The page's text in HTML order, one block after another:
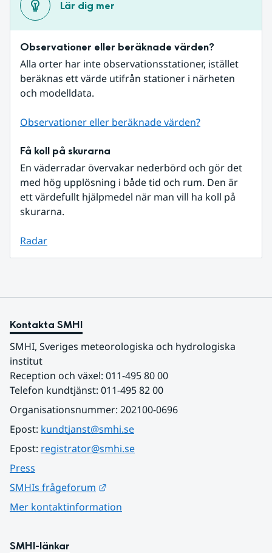
Lär dig mer
Observationer eller beräknade värden?
Alla orter har inte observationsstationer, istället
beräknas ett värde utifrån stationer i närheten
och modelldata.
Observationer eller beräknade värden?
Få koll på skurarna
En väderradar övervakar nederbörd och gör det
med hög upplösning i både tid och rum. Den är
ett värdefullt hjälpmedel när man vill ha koll på
skurarna.
Radar
Kontakta SMHI
SMHI, Sveriges meteorologiska och hydrologiska
institut
Reception och växel: 011-495 80 00
Telefon kundtjänst: 011-495 82 00
Organisationsnummer: 202100-0696
Epost: kundtjanst@smhi.se
Epost: registrator@smhi.se
Press
SMHIs frågeforum
Mer kontaktinformation
SMHI-länkar